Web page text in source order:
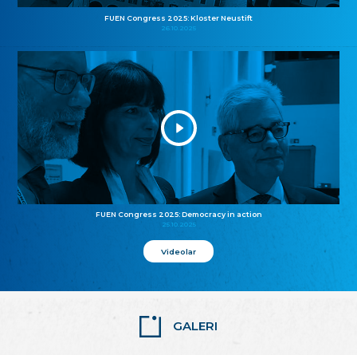
FUEN Congress 2025: Kloster Neustift
26.10.2025
FUEN Congress 2025: Democracy in action
25.10.2025
Videolar
GALERI